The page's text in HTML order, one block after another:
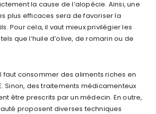
la cause de l’alopécie. Ainsi, une
plus efficaces sera de favoriser la
Pour cela, il vaut mieux privilégier les
que l’huile d’olive, de romarin ou de
faut consommer des aliments riches en
Sinon, des traitements médicamenteux
être prescrits par un médecin. En outre,
proposent diverses techniques